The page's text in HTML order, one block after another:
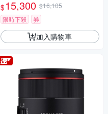
$15,300 $16,105
限時下殺
券
加入購物車